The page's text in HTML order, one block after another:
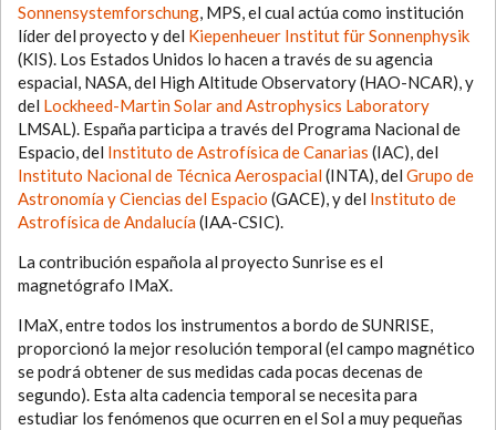
Sonnensystemforschung, MPS, el cual actúa como institución
líder del proyecto y del Kiepenheuer Institut für Sonnenphysik
(KIS). Los Estados Unidos lo hacen a través de su agencia
espacial, NASA, del High Altitude Observatory (HAO-NCAR), y
del Lockheed-Martin Solar and Astrophysics Laboratory
LMSAL). España participa a través del Programa Nacional de
Espacio, del Instituto de Astrofísica de Canarias (IAC), del
Instituto Nacional de Técnica Aerospacial(INTA), del Grupo de
Astronomía y Ciencias del Espacio (GACE), y del Instituto de
Astrofísica de Andalucía(IAA-CSIC).
La contribución española al proyecto Sunrise es el
magnetógrafo IMaX.
IMaX, entre todos los instrumentos a bordo de SUNRISE,
proporcionó la mejor resolución temporal (el campo magnético
se podrá obtener de sus medidas cada pocas decenas de
segundo). Esta alta cadencia temporal se necesita para
estudiar los fenómenos que ocurren en el Sol a muy pequeñas